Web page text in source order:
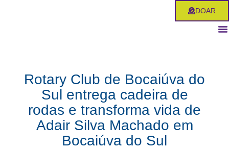
DOAR
Rotary Club de Bocaiúva do
Sul entrega cadeira de
rodas e transforma vida de
Adair Silva Machado em
Bocaiúva do Sul